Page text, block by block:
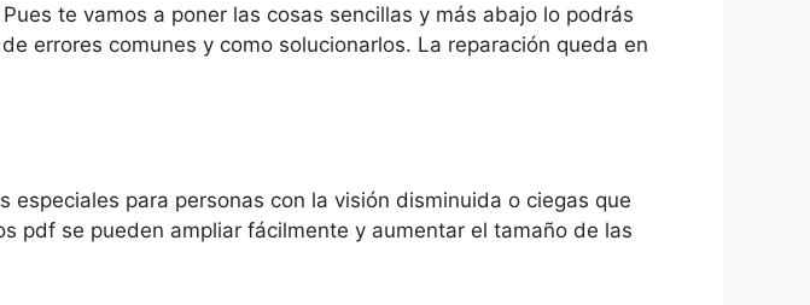
te vamos a poner las cosas sencillas y más abajo lo podrás
errores comunes y como solucionarlos. La reparación queda en
para personas con la visión disminuida o ciegas que
pdf se pueden ampliar fácilmente y aumentar el tamaño de las